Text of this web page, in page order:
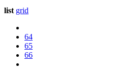
list grid
64
65
66